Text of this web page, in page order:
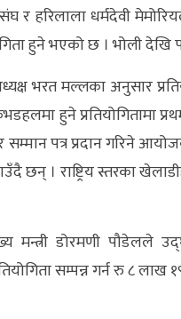
र हरिलाला धर्मदेवी
हुने भएको छ । भोली
भरत मल्लका अनुसार
हुने प्रतियोगितामा
पत्र प्रदान गरिने
छन् । राष्ट्रिय स्तरका
मन्त्री डोरमणी
सम्पन्न गर्न रु ८ लाख